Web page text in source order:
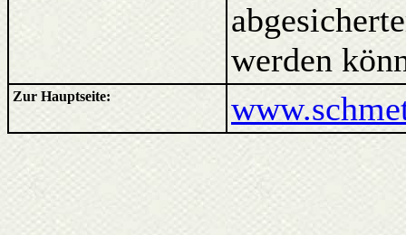
werden
Zur Hauptseite: